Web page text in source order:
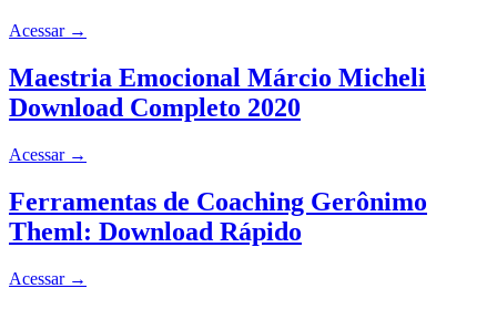
Acessar →
Maestria Emocional Márcio Micheli
Download Completo 2020
Acessar →
Ferramentas de Coaching Gerônimo
Theml: Download Rápido
Acessar →